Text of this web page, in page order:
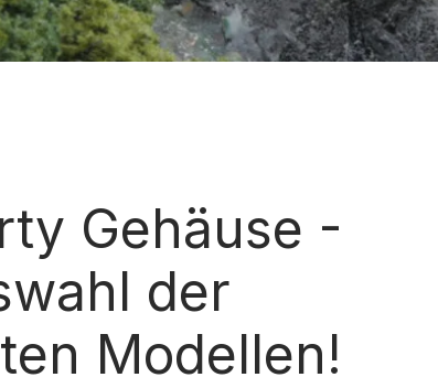
Gehäuse -
der
Modellen!